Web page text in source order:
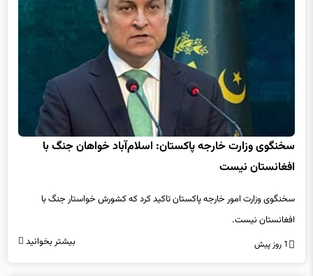
سخنگوی وزارت خارجه پاکستان: اسلام‌آباد خواهان جنگ با
افغانستان نیست
سخنگوی وزارت امور خارجه پاکستان تاکید کرد که کشورش خواستار جنگ با
افغانستان نیست.
1 روز پیش بیشتر بخوانید